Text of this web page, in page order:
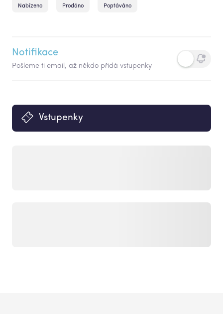
Nabízeno Prodáno Poptáváno
Notifikace
Pošleme ti email, až někdo přidá vstupenky
Vstupenky